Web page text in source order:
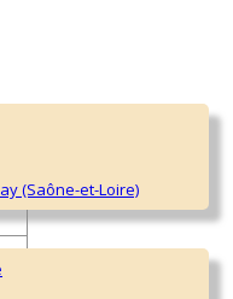
(Saône-et-Loire)